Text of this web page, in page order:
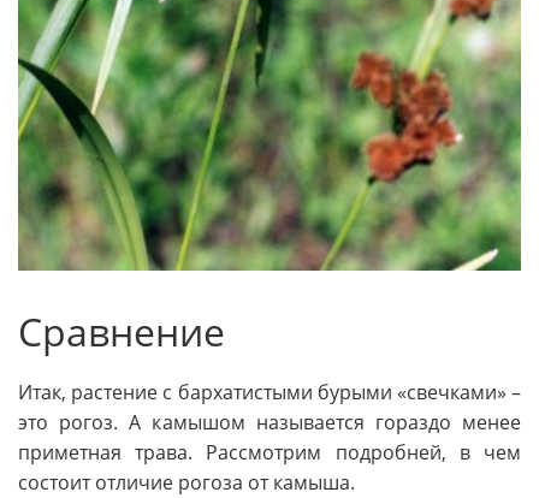
Сравнение
Итак, растение с бархатистыми бурыми «свечками» –
это рогоз. А камышом называется гораздо менее
приметная трава. Рассмотрим подробней, в чем
состоит отличие рогоза от камыша.